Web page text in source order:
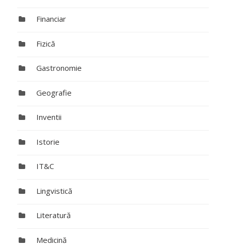
Financiar
Fizică
Gastronomie
Geografie
Inventii
Istorie
IT&C
Lingvistică
Literatură
Medicină